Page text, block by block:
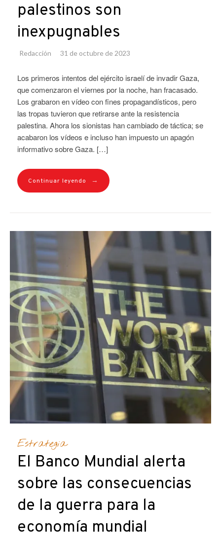
palestinos son
inexpugnables
Redacción 31 de octubre de 2023
Los primeros intentos del ejército israelí de invadir Gaza,
que comenzaron el viernes por la noche, han fracasado.
Los grabaron en vídeo con fines propagandísticos, pero
las tropas tuvieron que retirarse ante la resistencia
palestina. Ahora los sionistas han cambiado de táctica; se
acabaron los vídeos e incluso han impuesto un apagón
informativo sobre Gaza. […]
Continuar leyendo →
Estrategia
El Banco Mundial alerta
sobre las consecuencias
de la guerra para la
economía mundial